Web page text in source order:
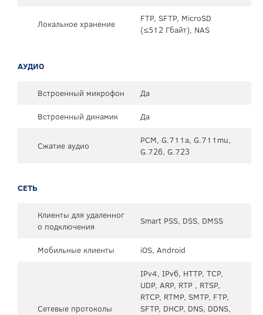
Локальное хранение
FTP, SFTP, MicroSD
(≤512 Гбайт), NAS
АУДИО
Встроенный микрофон
Да
Встроенный динамик
Да
Сжатие аудио
PCM, G.711a, G.711mu,
G.726, G.723
СЕТЬ
Клиенты для удаленног
о подключения
Smart PSS, DSS, DMSS
Мобильные клиенты iOS, Android
Сетевые протоколы
IPv4, IPv6, HTTP, TCP,
UDP, ARP, RTP , RTSP,
RTCP, RTMP, SMTP, FTP,
SFTP, DHCP, DNS, DDNS,